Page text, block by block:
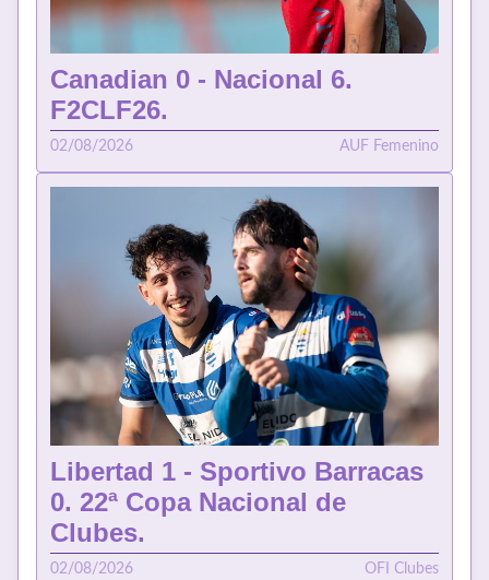
Canadian 0 - Nacional 6.
F2CLF26.
02/08/2026 AUF Femenino
Libertad 1 - Sportivo Barracas
0. 22ª Copa Nacional de
Clubes.
02/08/2026 OFI Clubes